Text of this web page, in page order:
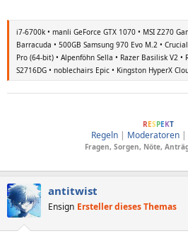
i7-6700k • manli GeForce GTX 1070 • MSI Z270
Barracuda • 500GB Samsung 970 Evo M.2 •
Pro (64-bit) • Alpenföhn Sella • Razer Basilisk V2
S2716DG • noblechairs Epic • Kingston HyperX
RESPEKT
Regeln| Moderatoren|
Fragen, Sorgen, Nöte,
antitwist
Ensign Ersteller dieses Themas